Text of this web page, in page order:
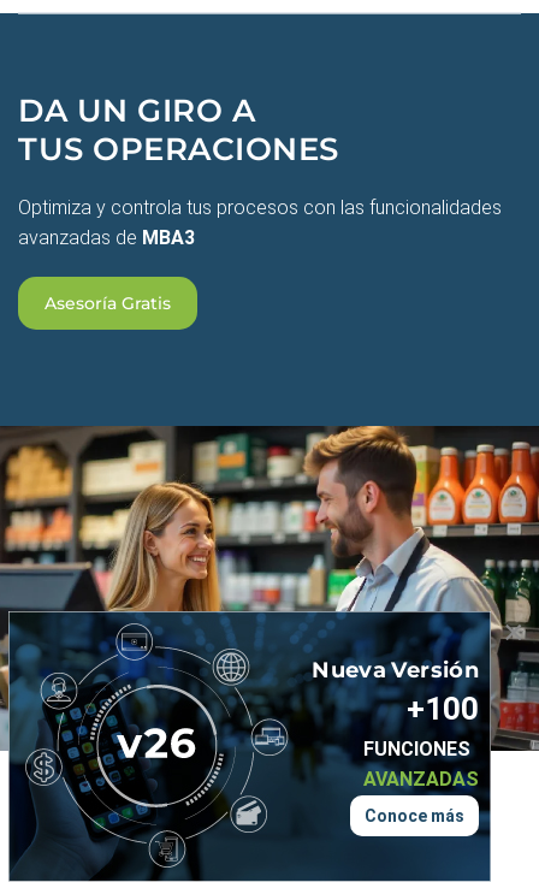
DA UN GIRO A
TUS OPERACIONES
Optimiza y controla tus procesos con las funcionalidades
avanzadas de MBA3
Asesoría Gratis
Funcionalidades Especializadas
×
NuevaVersión
+100
FUNCIONES
AVANZADAS
Conoce más